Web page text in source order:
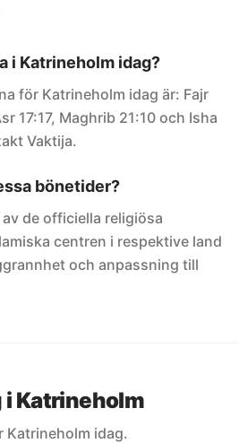
i Katrineholm idag?
för Katrineholm idag är: Fajr
17:17, Maghrib 21:10 och Isha
Vaktija.
bönetider?
de officiella religiösa
centren i respektive land
och anpassning till
i Katrineholm
Katrineholm idag.